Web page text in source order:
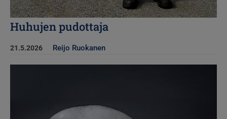
Huhujen pudottaja
21.5.2026 Reijo Ruokanen